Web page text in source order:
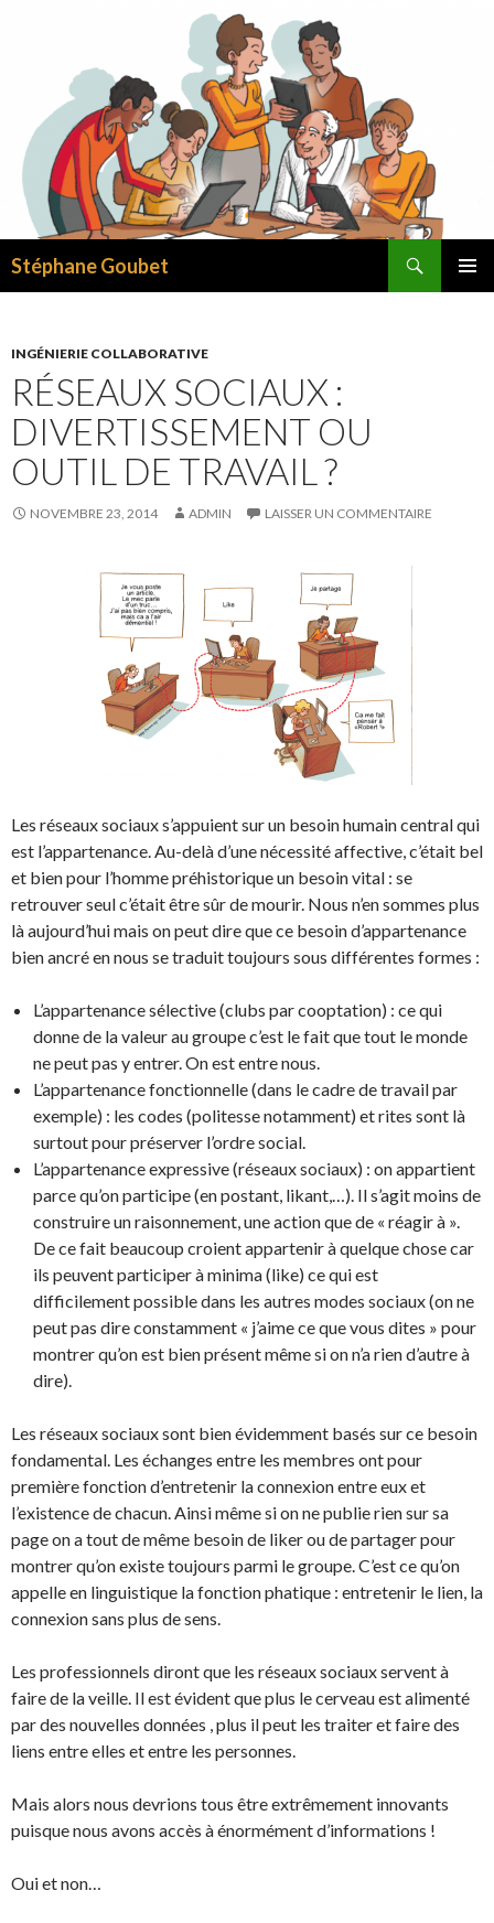
Stéphane Goubet
INGÉNIERIE COLLABORATIVE
RÉSEAUX SOCIAUX :
DIVERTISSEMENT OU
OUTIL DE TRAVAIL ?
NOVEMBRE 23, 2014 ADMIN LAISSER UN COMMENTAIRE
Les réseaux sociaux s’appuient sur un besoin humain central qui
est l’appartenance. Au-delà d’une nécessité affective, c’était bel
et bien pour l’homme préhistorique un besoin vital : se
retrouver seul c’était être sûr de mourir. Nous n’en sommes plus
là aujourd’hui mais on peut dire que ce besoin d’appartenance
bien ancré en nous se traduit toujours sous différentes formes :
L’appartenance sélective (clubs par cooptation) : ce qui
donne de la valeur au groupe c’est le fait que tout le monde
ne peut pas y entrer. On est entre nous.
L’appartenance fonctionnelle (dans le cadre de travail par
exemple) : les codes (politesse notamment) et rites sont là
surtout pour préserver l’ordre social.
L’appartenance expressive (réseaux sociaux) : on appartient
parce qu’on participe (en postant, likant,…). Il s’agit moins de
construire un raisonnement, une action que de « réagir à ».
De ce fait beaucoup croient appartenir à quelque chose car
ils peuvent participer à minima (like) ce qui est
difficilement possible dans les autres modes sociaux (on ne
peut pas dire constamment « j’aime ce que vous dites » pour
montrer qu’on est bien présent même si on n’a rien d’autre à
dire).
Les réseaux sociaux sont bien évidemment basés sur ce besoin
fondamental. Les échanges entre les membres ont pour
première fonction d’entretenir la connexion entre eux et
l’existence de chacun. Ainsi même si on ne publie rien sur sa
page on a tout de même besoin de liker ou de partager pour
montrer qu’on existe toujours parmi le groupe. C’est ce qu’on
appelle en linguistique la fonction phatique : entretenir le lien, la
connexion sans plus de sens.
Les professionnels diront que les réseaux sociaux servent à
faire de la veille. Il est évident que plus le cerveau est alimenté
par des nouvelles données , plus il peut les traiter et faire des
liens entre elles et entre les personnes.
Mais alors nous devrions tous être extrêmement innovants
puisque nous avons accès à énormément d’informations !
Oui et non…